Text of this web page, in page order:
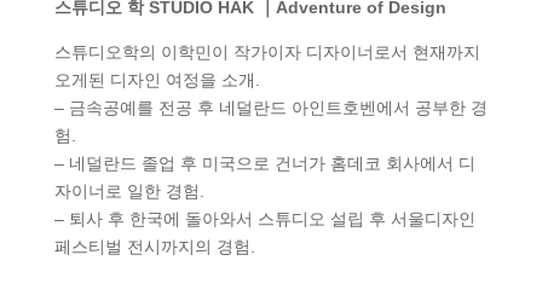
스튜디오 학 STUDIO HAK ｜Adventure of Design
스튜디오학의 이학민이 작가이자 디자이너로서 현재까지
오게된 디자인 여정을 소개.
– 금속공예를 전공 후 네덜란드 아인트호벤에서 공부한 경
험.
– 네덜란드 졸업 후 미국으로 건너가 홈데코 회사에서 디
자이너로 일한 경험.
– 퇴사 후 한국에 돌아와서 스튜디오 설립 후 서울디자인
페스티벌 전시까지의 경험.